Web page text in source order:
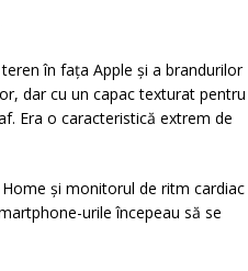
în fața Apple și a brandurilor
dar cu un capac texturat pentru
Era o caracteristică extrem de
și monitorul de ritm cardiac
urile începeau să se